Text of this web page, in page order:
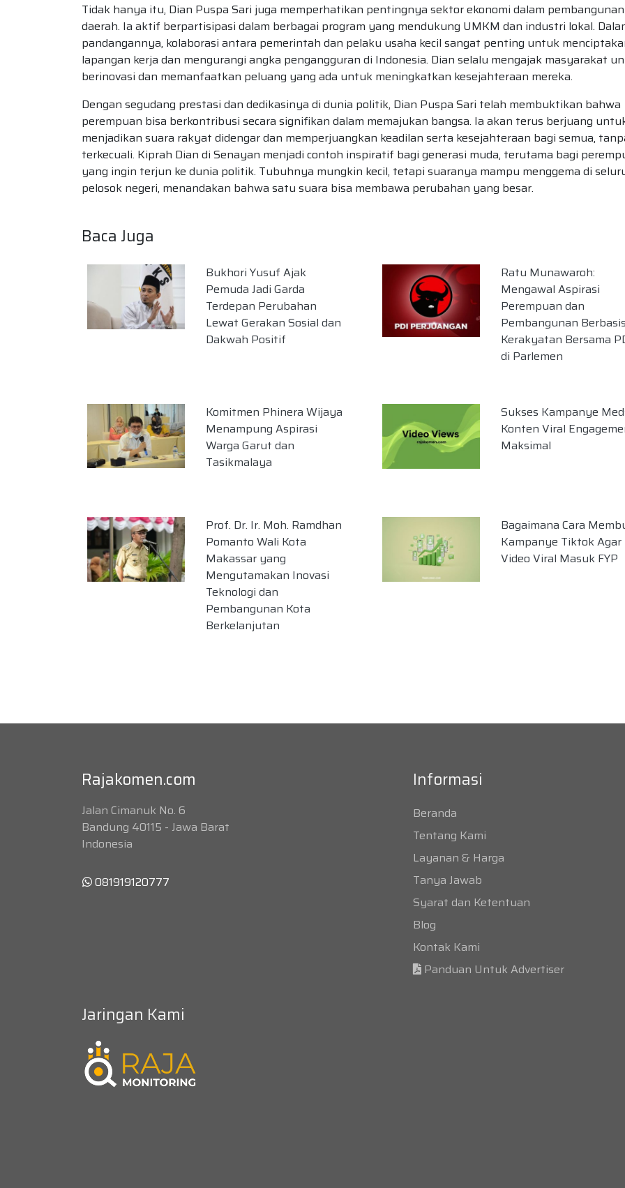
Tidak hanya itu, Dian Puspa Sari juga memperhatikan pentingnya sektor ekonomi dalam pembangunan
daerah. Ia aktif berpartisipasi dalam berbagai program yang mendukung UMKM dan industri lokal.
pandangannya, kolaborasi antara pemerintah dan pelaku usaha kecil sangat penting untuk
lapangan kerja dan mengurangi angka pengangguran di Indonesia. Dian selalu mengajak masyarakat
berinovasi dan memanfaatkan peluang yang ada untuk meningkatkan kesejahteraan mereka.
Dengan segudang prestasi dan dedikasinya di dunia politik, Dian Puspa Sari telah membuktikan bahwa
perempuan bisa berkontribusi secara signifikan dalam memajukan bangsa. Ia akan terus berjuang
menjadikan suara rakyat didengar dan memperjuangkan keadilan serta kesejahteraan bagi semua,
terkecuali. Kiprah Dian di Senayan menjadi contoh inspiratif bagi generasi muda, terutama bagi
yang ingin terjun ke dunia politik. Tubuhnya mungkin kecil, tetapi suaranya mampu menggema di
pelosok negeri, menandakan bahwa satu suara bisa membawa perubahan yang besar.
Baca Juga
Bukhori Yusuf Ajak
Pemuda Jadi Garda
Terdepan Perubahan
Lewat Gerakan Sosial dan
Dakwah Positif
Ratu Munawaroh:
Mengawal Aspirasi
Perempuan dan
Pembangunan Berbasis
Kerakyatan Bersama
di Parlemen
Komitmen Phinera Wijaya
Menampung Aspirasi
Warga Garut dan
Tasikmalaya
Sukses Kampanye
Konten Viral
Maksimal
Prof. Dr. Ir. Moh. Ramdhan
Pomanto Wali Kota
Makassar yang
Mengutamakan Inovasi
Teknologi dan
Pembangunan Kota
Berkelanjutan
Bagaimana Cara
Kampanye Tiktok Agar
Video Viral Masuk FYP
Rajakomen.com
Jalan Cimanuk No. 6
Bandung 40115 - Jawa Barat
Indonesia
081919120777
Informasi
Beranda
Tentang Kami
Layanan & Harga
Tanya Jawab
Syarat dan Ketentuan
Blog
Kontak Kami
Panduan Untuk Advertiser
Jaringan Kami